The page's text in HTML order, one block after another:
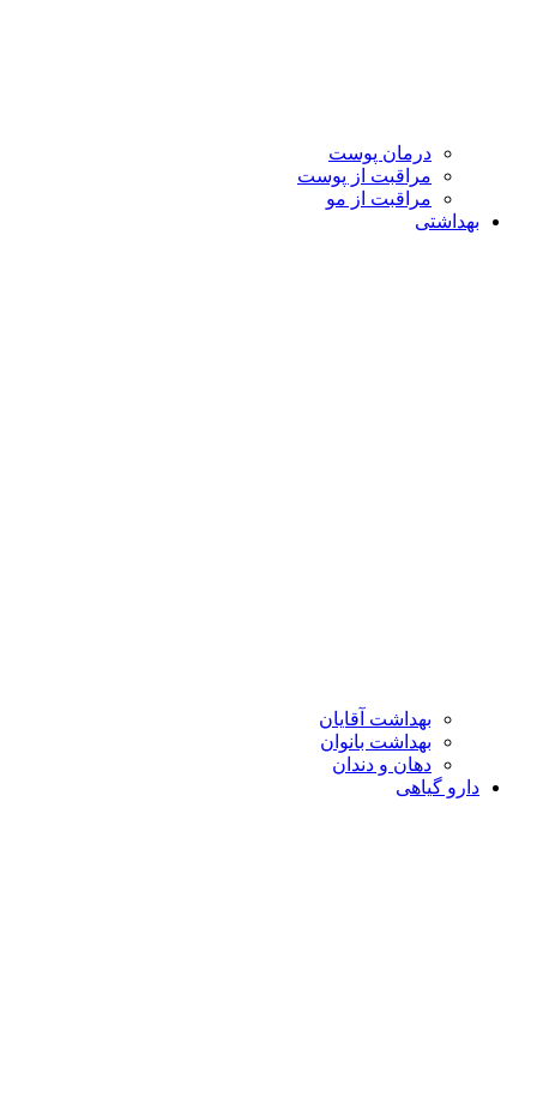
درمان پوست
مراقبت از پوست
مراقبت از مو
بهداشتی
بهداشت آقایان
بهداشت بانوان
دهان و دندان
دارو گیاهی